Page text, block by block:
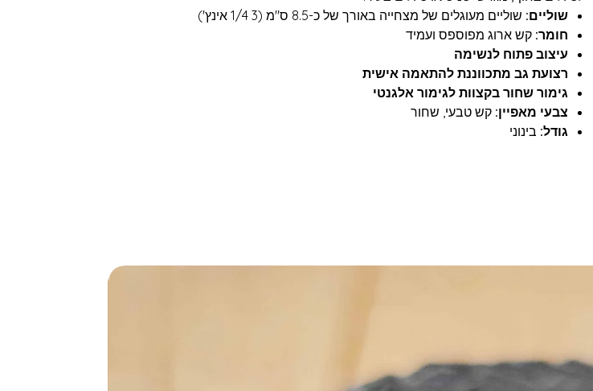
שוליים: שוליים מעוגלים של מצחייה באורך של כ-8.5 ס"מ (3 1/4 אינץ')
חומר: קש ארוג מפוספס ועמיד
עיצוב פתוח לנשימה
רצועת גב מתכווננת להתאמה אישית
גימור שחור בקצוות לגימור אלגנטי
צבעי מאפיין: קש טבעי, שחור
גודל: בינוני